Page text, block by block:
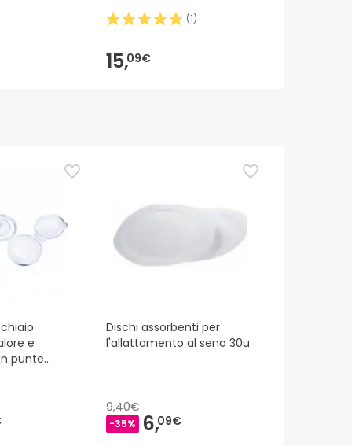
(1)
15,09€
e
punte
Dischi assorbenti per
l'allattamento al seno 30u
9,40€
-35% 6,09€